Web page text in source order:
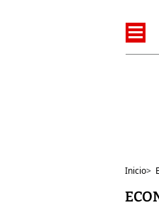
Inicio>